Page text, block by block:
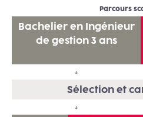
Parcours
Bachelier en Ingénieur
de gestion3 ans
↓
Sélection et
↓